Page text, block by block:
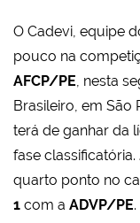
O Cadevi, equipe
pouco na
AFCP/PE, nesta
Brasileiro, em São
terá de ganhar da
fase
quarto ponto no
1 com a ADVP/PE